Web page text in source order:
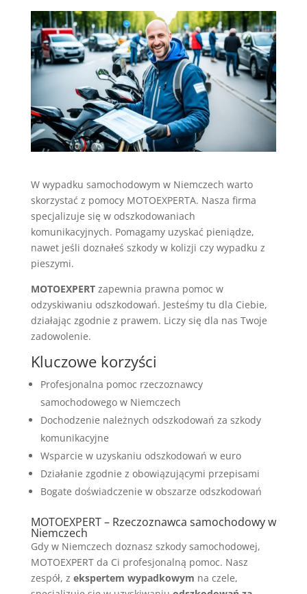
W wypadku samochodowym w Niemczech warto
skorzystać z pomocy MOTOEXPERTA. Nasza firma
specjalizuje się w odszkodowaniach
komunikacyjnych. Pomagamy uzyskać pieniądze,
nawet jeśli doznałeś szkody w kolizji czy wypadku z
pieszymi.
MOTOEXPERTzapewnia prawna pomoc w
odzyskiwaniu odszkodowań. Jesteśmy tu dla Ciebie,
działając zgodnie z prawem. Liczy się dla nas Twoje
zadowolenie.
Kluczowe korzyści
Profesjonalna pomoc rzeczoznawcy
samochodowego w Niemczech
Dochodzenie należnych odszkodowań za szkody
komunikacyjne
Wsparcie w uzyskaniu odszkodowań w euro
Działanie zgodnie z obowiązującymi przepisami
Bogate doświadczenie w obszarze odszkodowań
MOTOEXPERT – Rzeczoznawca samochodowy w
Niemczech
Gdy w Niemczech doznasz szkody samochodowej,
MOTOEXPERT da Ci profesjonalną pomoc. Nasz
zespół, z ekspertem wypadkowym na czele,